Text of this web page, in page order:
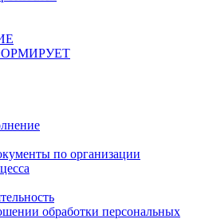
по организации
обработки персональных